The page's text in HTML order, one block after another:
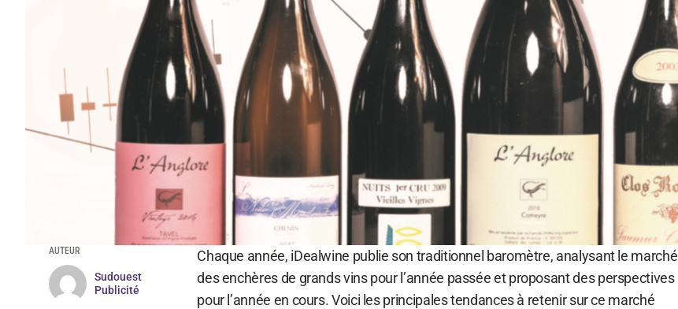
AUTEUR
Sudouest
Publicité
Chaque année, iDealwine publie son traditionnel baromètre, analysant le marché
des enchères de grands vins pour l’année passée et proposant des perspectives
pour l’année en cours. Voici les principales tendances à retenir sur ce marché